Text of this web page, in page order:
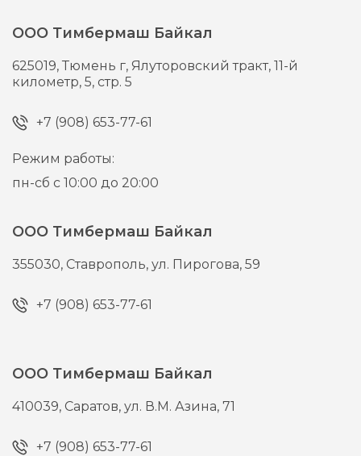
ООО Тимбермаш Байкал
625019,Тюмень г, Ялуторовский тракт, 11-й
километр, 5, стр. 5
+7 (908) 653-77-61
Режим работы:
пн-сб с 10:00 до 20:00
ООО Тимбермаш Байкал
355030, Ставрополь,ул. Пирогова, 59
+7 (908) 653-77-61
ООО Тимбермаш Байкал
410039, Саратов,ул. В.М. Азина, 71
+7 (908) 653-77-61